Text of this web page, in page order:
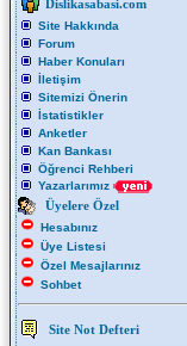
Dislikasabasi.com
Site Hakkında
Forum
Haber Konuları
İletişim
Sitemizi Önerin
İstatistikler
Anketler
Kan Bankası
Öğrenci Rehberi
Yazarlarımız
Üyelere Özel
Hesabınız
Üye Listesi
Özel Mesajlarınız
Sohbet
Site Not Defteri